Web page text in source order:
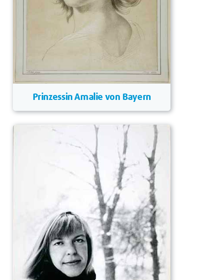
Prinzessin Amalie von Bayern